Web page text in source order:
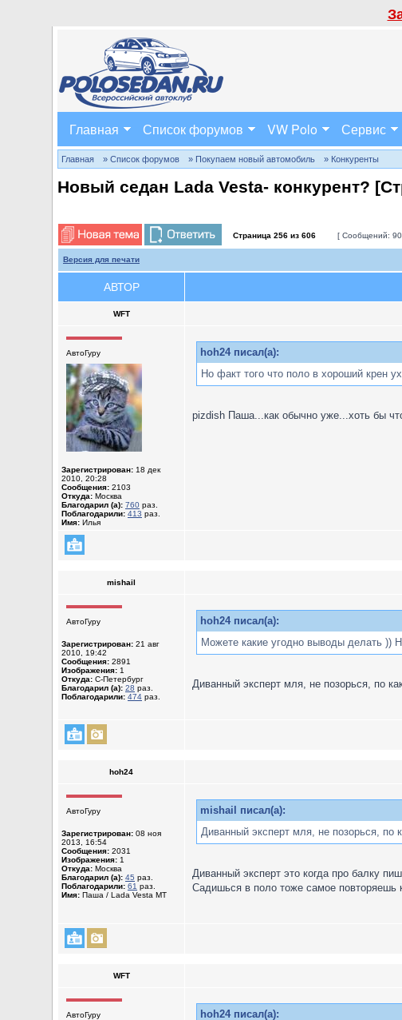
Главная Список форумов VW Polo Сервис
Главная » Список форумов » Покупаем новый автомобиль » Конкуренты
Новый седан Lada Vesta- конкурент?
Страница 256 из 606 [ Сообщений:
Версия для печати
АВТОР
WFT
АвтоГуру
Зарегистрирован: 18 дек
2010, 20:28
Сообщения: 2103
Откуда: Москва
Благодарил (а): 760 раз.
Поблагодарили: 413 раз.
Имя: Илья
hoh24 писал(а):
Но факт того что поло в хороший крен
pizdish Паша...как обычно уже...хоть бы
mishail
АвтоГуру
Зарегистрирован: 21 авг
2010, 19:42
Сообщения: 2891
Изображения: 1
Откуда: С-Петербург
Благодарил (а): 28 раз.
Поблагодарили: 474 раз.
hoh24 писал(а):
Можете какие угодно выводы делать ))
Диванный эксперт мля, не позорься, по
hoh24
АвтоГуру
Зарегистрирован: 08 ноя
2013, 16:54
Сообщения: 2031
Изображения: 1
Откуда: Москва
Благодарил (а): 45 раз.
Поблагодарили: 61 раз.
Имя: Паша / Lada Vesta MT
mishail писал(а):
Диванный эксперт мля, не позорься, по
Диванный эксперт это когда про балку
Садишься в поло тоже самое повторяешь
WFT
АвтоГуру
hoh24 писал(а):